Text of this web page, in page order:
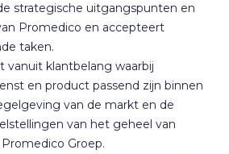
strategische uitgangspunten en
Promedico en accepteert
taken.
vanuit klantbelang waarbij
en product passend zijn binnen
van de markt en de
van het geheel van
Groep.